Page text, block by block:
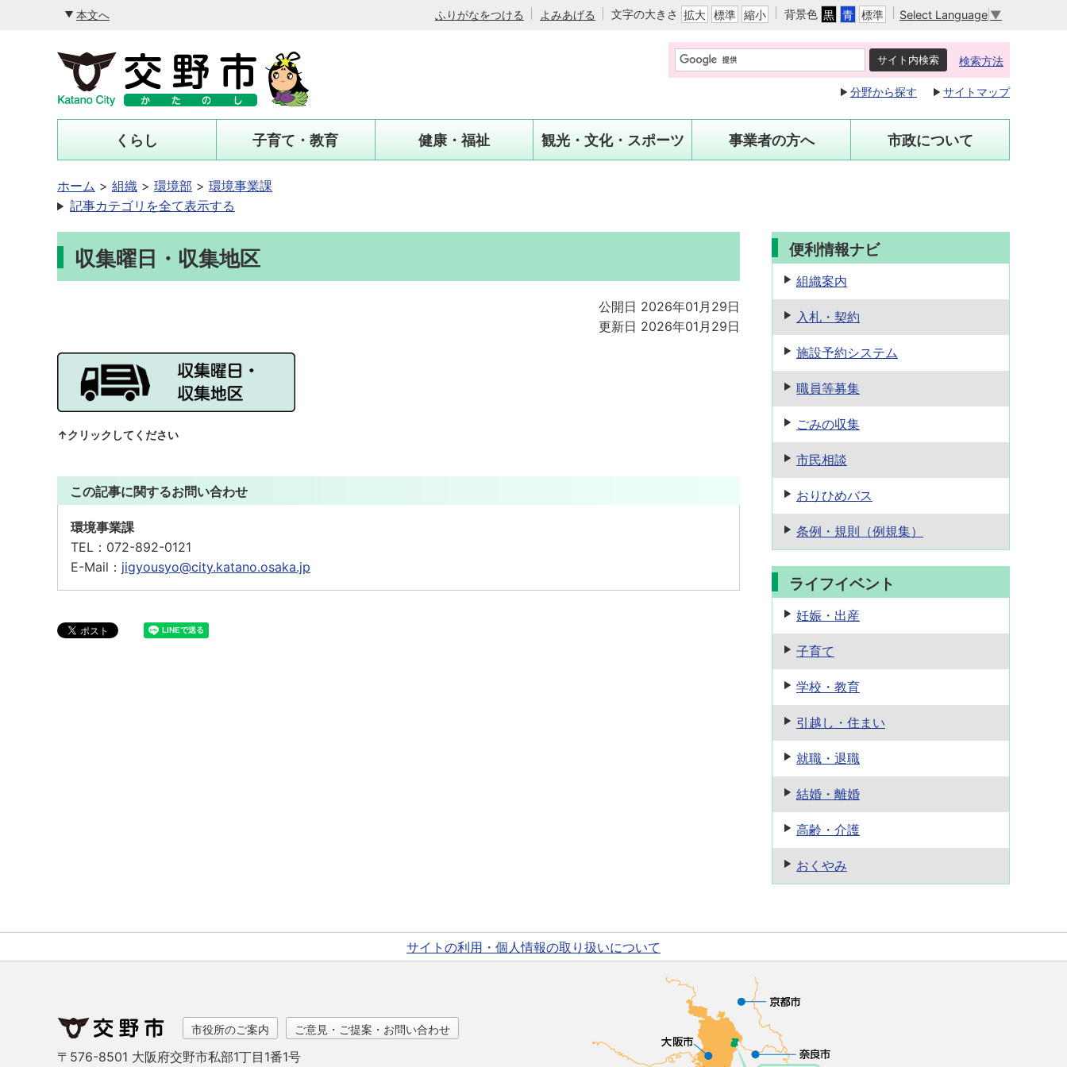
本文へ ふりがなをつける よみあげる 文字の大きさ 拡大 標準 縮小 背景色 黒 青 標準 Select Language ▼
検索方法
分野から探す サイトマップ
くらし 子育て・教育 健康・福祉 観光・文化・スポーツ 事業者の方へ 市政について
ホーム 組織 環境部
環境事業課
記事カテゴリを全て表示する
収集曜日・収集地区
公開日 2026年01月29日
更新日 2026年01月29日
↑クリックしてください
この記事に関するお問い合わせ
環境事業課
TEL： 072-892-0121
E-Mail： jigyousyo@city.katano.osaka.jp
便利情報ナビ
組織案内
入札・契約
施設予約システム
職員等募集
ごみの収集
市民相談
おりひめバス
条例・規則 （例規集）
ライフイベント
妊娠・出産
子育て
学校・教育
引越し・住まい
就職・退職
結婚・離婚
高齢・介護
おくやみ
サイトの利用・個人情報の取り扱いについて
市役所のご案内 ご意見・ご提案・お問い合わせ
〒576-8501 大阪府交野市私部1丁目1番1号